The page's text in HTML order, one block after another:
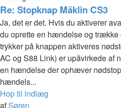
Re: Stopknap Mäklin CS3
Ja, det er det. Hvis du aktiverer
du oprette en hændelse og trække
trykker på knappen aktiveres
AC og S88 Link) er upåvirkede af
en hændelse der ophæver
hændels...
Hop til indlæg
afSøren